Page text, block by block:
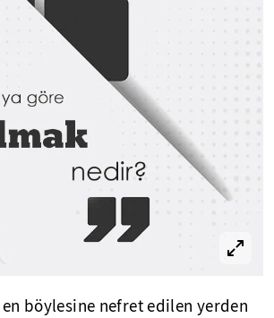
böylesine nefret edilen yerden